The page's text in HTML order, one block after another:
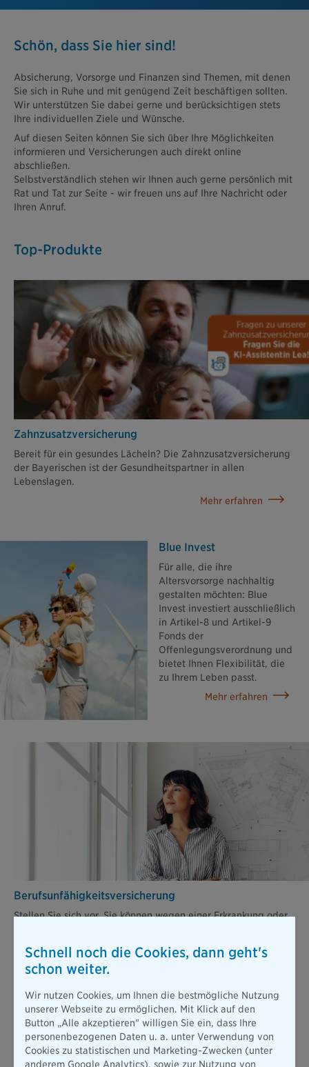
Schön, dass Sie hier sind!
Absicherung, Vorsorge und Finanzen sind Themen, mit denen
Sie sich in Ruhe und mit genügend Zeit beschäftigen sollten.
Wir unterstützen Sie dabei gerne und berücksichtigen stets
Ihre individuellen Ziele und Wünsche.
Auf diesen Seiten können Sie sich über Ihre Möglichkeiten
informieren und Versicherungen auch direkt online
abschließen.
Selbstverständlich stehen wir Ihnen auch gerne persönlich mit
Rat und Tat zur Seite - wir freuen uns auf Ihre Nachricht oder
Ihren Anruf.
Top-Produkte
Alle Produkte
Zahn­zusatz­versicherung
Bereit für ein gesundes Lächeln? Die Zahnzusatzversicherung
der Bayerischen ist der Gesundheitspartner in allen
Lebenslagen.
Mehr erfahren
Blue Invest
Für alle, die ihre
Altersvorsorge nachhaltig
gestalten möchten: Blue
Invest investiert ausschließlich
in Artikel-8 und Artikel-9
Fonds der
Offenlegungsverordnung und
bietet Ihnen Flexibilität, die
zu Ihrem Leben passt.
Mehr erfahren
Berufsunfähigkeits­versicherung
Stellen Sie sich vor, Sie können wegen einer Erkrankung oder
Lebensstandard zu halten.
Schnell noch die Cookies, dann geht's
schon weiter.
Wir nutzen Cookies, um Ihnen die bestmögliche Nutzung
unserer Webseite zu ermöglichen. Mit Klick auf den
Button „Alle akzeptieren" willigen Sie ein, dass Ihre
personenbezogenen Daten u. a. unter Verwendung von
Cookies zu statistischen und Marketing-Zwecken (unter
anderem Google Analytics), sowie zur Nutzung von